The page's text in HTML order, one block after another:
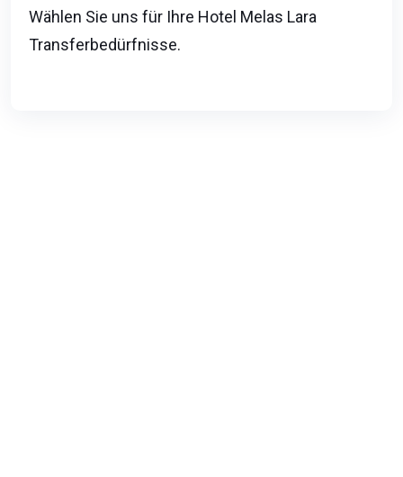
Wählen Sie uns für Ihre Hotel Melas Lara
Transferbedürfnisse.